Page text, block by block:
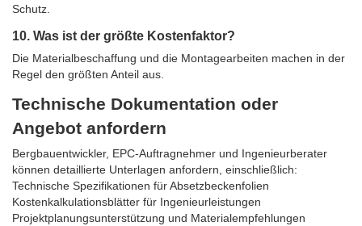
Schutz.
10. Was ist der größte Kostenfaktor?
Die Materialbeschaffung und die Montagearbeiten machen in der
Regel den größten Anteil aus.
Technische Dokumentation oder
Angebot anfordern
Bergbauentwickler, EPC-Auftragnehmer und Ingenieurberater
können detaillierte Unterlagen anfordern, einschließlich:
Technische Spezifikationen für Absetzbeckenfolien
Kostenkalkulationsblätter für Ingenieurleistungen
Projektplanungsunterstützung und Materialempfehlungen